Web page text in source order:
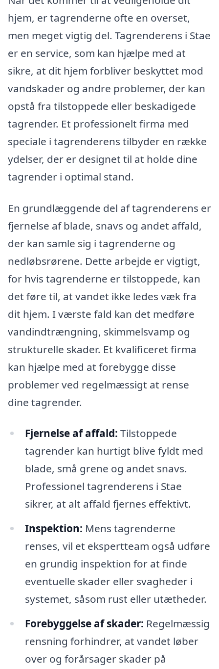
hjem, er tagrenderne ofte en overset,
men meget vigtig del. Tagrenderens i Stae
er en service, som kan hjælpe med at
sikre, at dit hjem forbliver beskyttet mod
vandskader og andre problemer, der kan
opstå fra tilstoppede eller beskadigede
tagrender. Et professionelt firma med
speciale i tagrenderens tilbyder en række
ydelser, der er designet til at holde dine
tagrender i optimal stand.
En grundlæggende del af tagrenderens er
fjernelse af blade, snavs og andet affald,
der kan samle sig i tagrenderne og
nedløbsrørene. Dette arbejde er vigtigt,
for hvis tagrenderne er tilstoppede, kan
det føre til, at vandet ikke ledes væk fra
dit hjem. I værste fald kan det medføre
vandindtrængning, skimmelsvamp og
strukturelle skader. Et kvalificeret firma
kan hjælpe med at forebygge disse
problemer ved regelmæssigt at rense
dine tagrender.
Fjernelse af affald: Tilstoppede
tagrender kan hurtigt blive fyldt med
blade, små grene og andet snavs.
Professionel tagrenderens i Stae
sikrer, at alt affald fjernes effektivt.
Inspektion: Mens tagrenderne
renses, vil et ekspertteam også udføre
en grundig inspektion for at finde
eventuelle skader eller svagheder i
systemet, såsom rust eller utætheder.
Forebyggelse af skader: Regelmæssig
rensning forhindrer, at vandet løber
over og forårsager skader på